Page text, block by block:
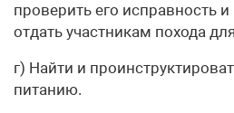
проверить его исправность
отдать участникам похода
г) Найти и
питанию.